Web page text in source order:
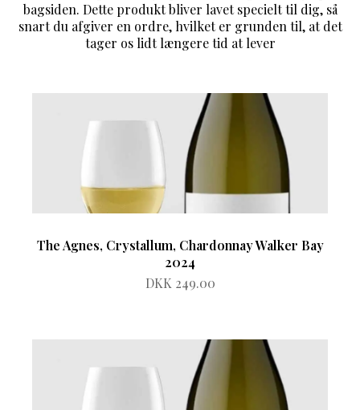
bagsiden. Dette produkt bliver lavet specielt til dig, så
snart du afgiver en ordre, hvilket er grunden til, at det
tager os lidt længere tid at lever
The Agnes, Crystallum, Chardonnay Walker Bay
2024
DKK 249.00